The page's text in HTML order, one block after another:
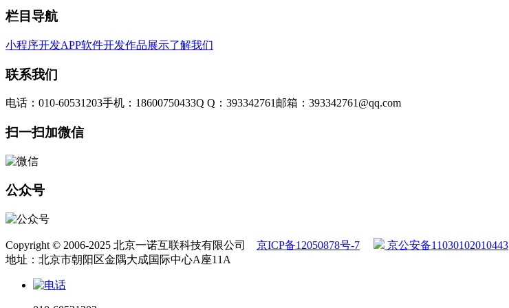
栏目导航
小程序开发APP软件开发作品展示了解我们
联系我们
电话：010-60531203手机：18600750433Q Q：393342761 邮箱：393342761@qq.com
扫一扫加微信
公众号
Copyright © 2006-2025 北京一诺互联科技有限公司 京ICP备12050878号-7
京公安备11030102010443
地址：北京市朝阳区金隅大成国际中心A座11A